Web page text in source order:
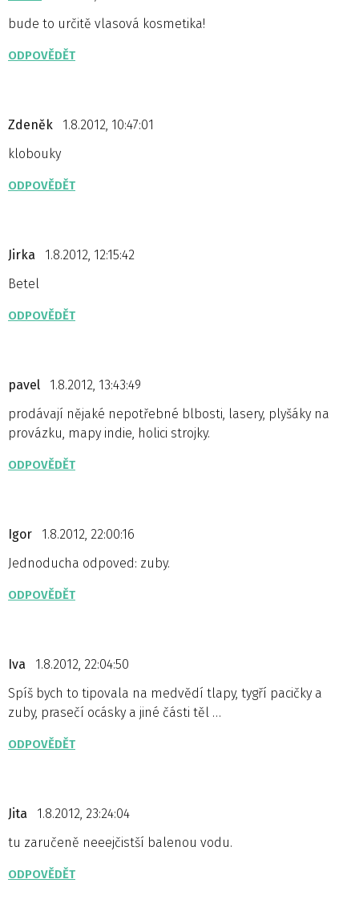
bude to určitě vlasová kosmetika!
ODPOVĚDĚT
Zdeněk
1.8.2012, 10:47:01
klobouky
ODPOVĚDĚT
Jirka
1.8.2012, 12:15:42
Betel
ODPOVĚDĚT
pavel
1.8.2012, 13:43:49
prodávají nějaké nepotřebné blbosti, lasery, plyšáky na
provázku, mapy indie, holici strojky.
ODPOVĚDĚT
Igor
1.8.2012, 22:00:16
Jednoducha odpoved: zuby.
ODPOVĚDĚT
Iva
1.8.2012, 22:04:50
Spíš bych to tipovala na medvědí tlapy, tygří pacičky a
zuby, prasečí ocásky a jiné části těl …
ODPOVĚDĚT
Jita
1.8.2012, 23:24:04
tu zaručeně neeejčistší balenou vodu.
ODPOVĚDĚT